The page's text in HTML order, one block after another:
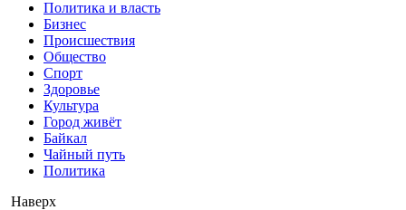
Политика и власть
Бизнес
Происшествия
Общество
Cпорт
Здоровье
Культура
Город живёт
Байкал
Чайный путь
Политика
Наверх